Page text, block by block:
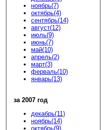
ноябрь(7)
октябрь(4)
сентябрь(14)
август(12)
июль(9)
июнь(7)
май(10)
апрель(2)
март(3)
ферваль(10)
январь(13)
за 2007 год
декабрь(11)
ноябрь(14)
октябрь(9)